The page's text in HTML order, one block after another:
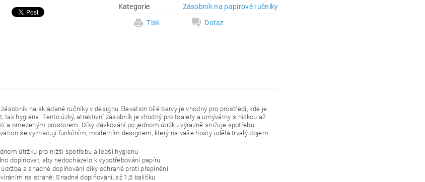
Kategorie
Zásobník na papírové ručníky
Tisk
Dotaz
na skládané ručníky v designu Elevation bílé barvy je vhodný pro prostředí, kde je
tak hygiena. Tento úzký, atraktivní zásobník je vhodný pro toalety a umývárny s nízkou až
a omezeným prostorem. Díky dávkování po jednom útržku výrazně snižuje spotřebu.
se vyznačují funkčním, moderním designem, který na vaše hosty udělá trvalý dojem.
útržku pro nižší spotřebu a lepší hygienu
doplňovat, aby nedocházelo k vypotřebování papíru
a snadné doplňování díky ochraně proti přeplnění
na straně: Snadné doplňování, až 1,5 balíčku